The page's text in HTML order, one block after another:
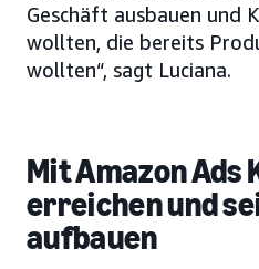
Geschäft ausbauen und
wollten, die bereits
wollten“, sagt Luciana.
Mit Amazon Ads
erreichen und
aufbauen